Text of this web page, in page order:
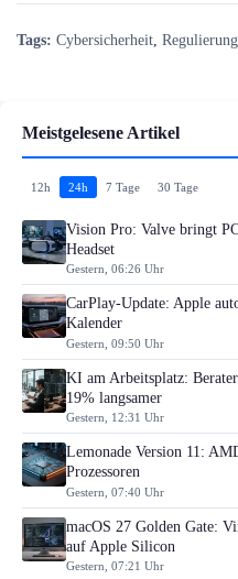
Tags: Cybersicherheit Regulierung
Meistgelesene Artikel
12h 24h 7 Tage 30 Tage
Vision Pro: Valve bringt
Headset
Gestern, 06:26 Uhr
CarPlay-Update: Apple
Kalender
Gestern, 09:50 Uhr
KI am Arbeitsplatz:
19% langsamer
Gestern, 12:31 Uhr
Lemonade Version 11:
Prozessoren
Gestern, 07:40 Uhr
macOS 27 Golden Gate:
auf Apple Silicon
Gestern, 07:21 Uhr